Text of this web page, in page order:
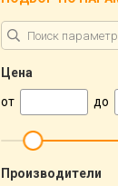
Цена
от
до
Производители